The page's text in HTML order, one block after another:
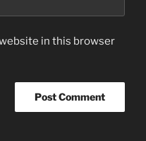
in this browser